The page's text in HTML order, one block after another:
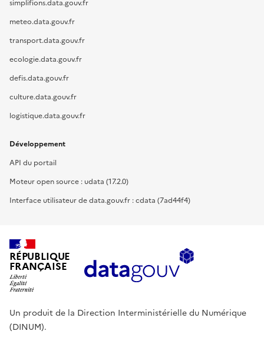
simplifions.data.gouv.fr
meteo.data.gouv.fr
transport.data.gouv.fr
ecologie.data.gouv.fr
defis.data.gouv.fr
culture.data.gouv.fr
logistique.data.gouv.fr
Développement
API du portail
Moteur open source : udata (17.2.0)
Interface utilisateur de data.gouv.fr : cdata (7ad44f4)
RÉPUBLIQUE
FRANÇAISE
Un produit de la Direction Interministérielle du Numérique
(DINUM).